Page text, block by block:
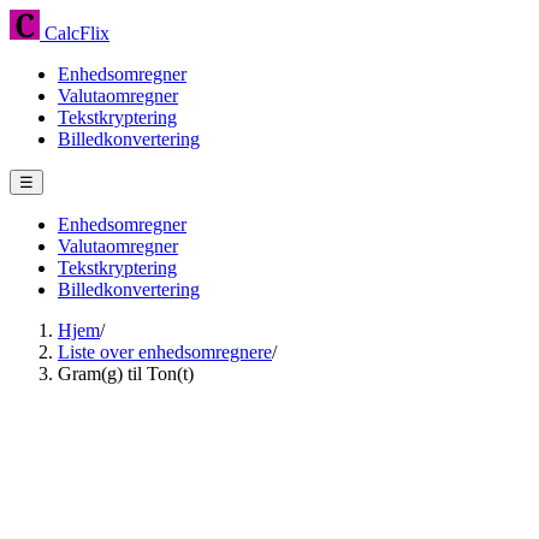
CalcFlix
Enhedsomregner
Valutaomregner
Tekstkryptering
Billedkonvertering
☰
Enhedsomregner
Valutaomregner
Tekstkryptering
Billedkonvertering
Hjem/
Liste over enhedsomregnere/
Gram(g) til Ton(t)